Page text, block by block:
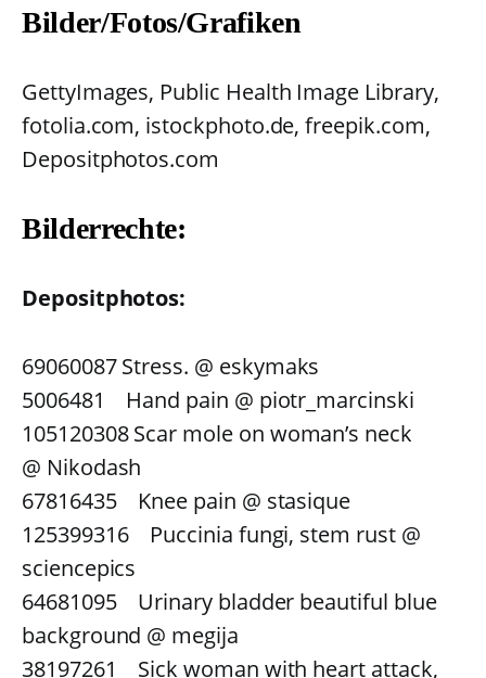
Bilder/Fotos/Grafiken
GettyImages, Public Health Image Library,
fotolia.com, istockphoto.de, freepik.com,
Depositphotos.com
Bilderrechte:
Depositphotos:
69060087 Stress. @ eskymaks
5006481 Hand pain @ piotr_marcinski
105120308 Scar mole on woman’s neck
@ Nikodash
67816435 Knee pain @ stasique
125399316 Puccinia fungi, stem rust @
sciencepics
64681095 Urinary bladder beautiful blue
background @ megija
38197261 Sick woman with heart attack,